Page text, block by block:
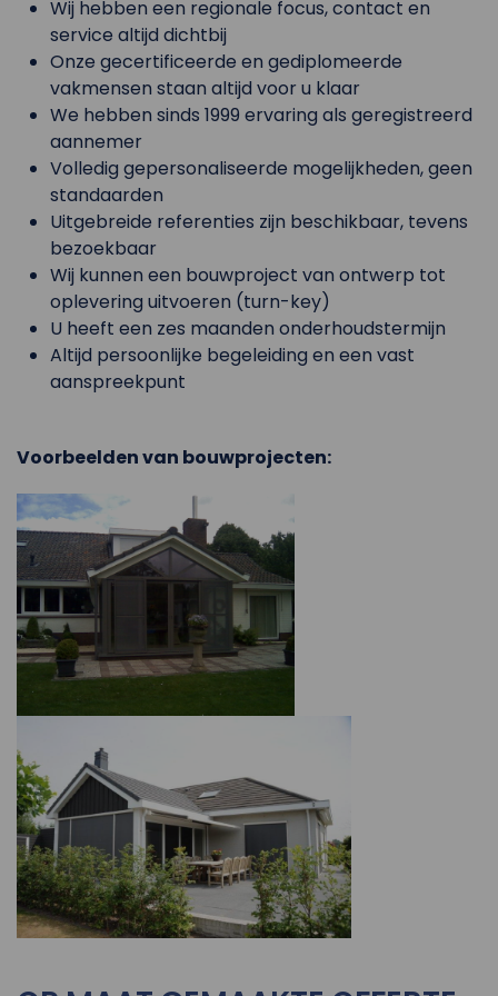
Wij hebben een regionale focus, contact en
service altijd dichtbij
Onze gecertificeerde en gediplomeerde
vakmensen staan altijd voor u klaar
We hebben sinds 1999 ervaring als geregistreerd
aannemer
Volledig gepersonaliseerde mogelijkheden, geen
standaarden
Uitgebreide referenties zijn beschikbaar, tevens
bezoekbaar
Wij kunnen een bouwproject van ontwerp tot
oplevering uitvoeren (turn-key)
U heeft een zes maanden onderhoudstermijn
Altijd persoonlijke begeleiding en een vast
aanspreekpunt
Voorbeelden van bouwprojecten: